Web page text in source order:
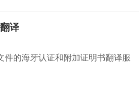
译
的海牙认证和附加证明书翻译服